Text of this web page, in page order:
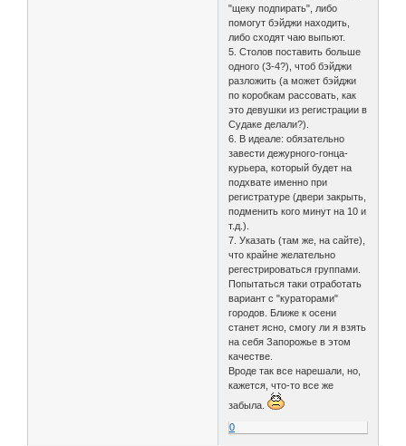
"щеку подпирать", либо
помогут бэйджи находить,
либо сходят чаю выпьют.
5. Столов поставить больше
одного (3-4?), чтоб бэйджи
разложить (а может бэйджи
по коробкам рассовать, как
это девушки из регистрации в
Судаке делали?).
6. В идеале: обязательно
завести дежурного-гонца-
курьера, который будет на
подхвате именно при
регистратуре (двери закрыть,
подменить кого минут на 10 и
т.д.).
7. Указать (там же, на сайте),
что крайне желательно
регестрироваться группами.
Попытаться таки отработать
вариант с "кураторами"
городов. Ближе к осени
станет ясно, смогу ли я взять
на себя Запорожье в этом
качестве.
Вроде так все нарешали, но,
кажется, что-то все же
забыла.
0